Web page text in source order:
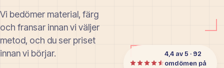
Vi bedömer material, färg
och fransar innan vi väljer
metod, och du ser priset
innan vi börjar.
4,4 av 5 · 92
omdömen på